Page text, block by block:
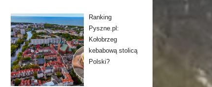
Ranking
Pyszne.pl:
Kołobrzeg
kebabową stolicą
Polski?